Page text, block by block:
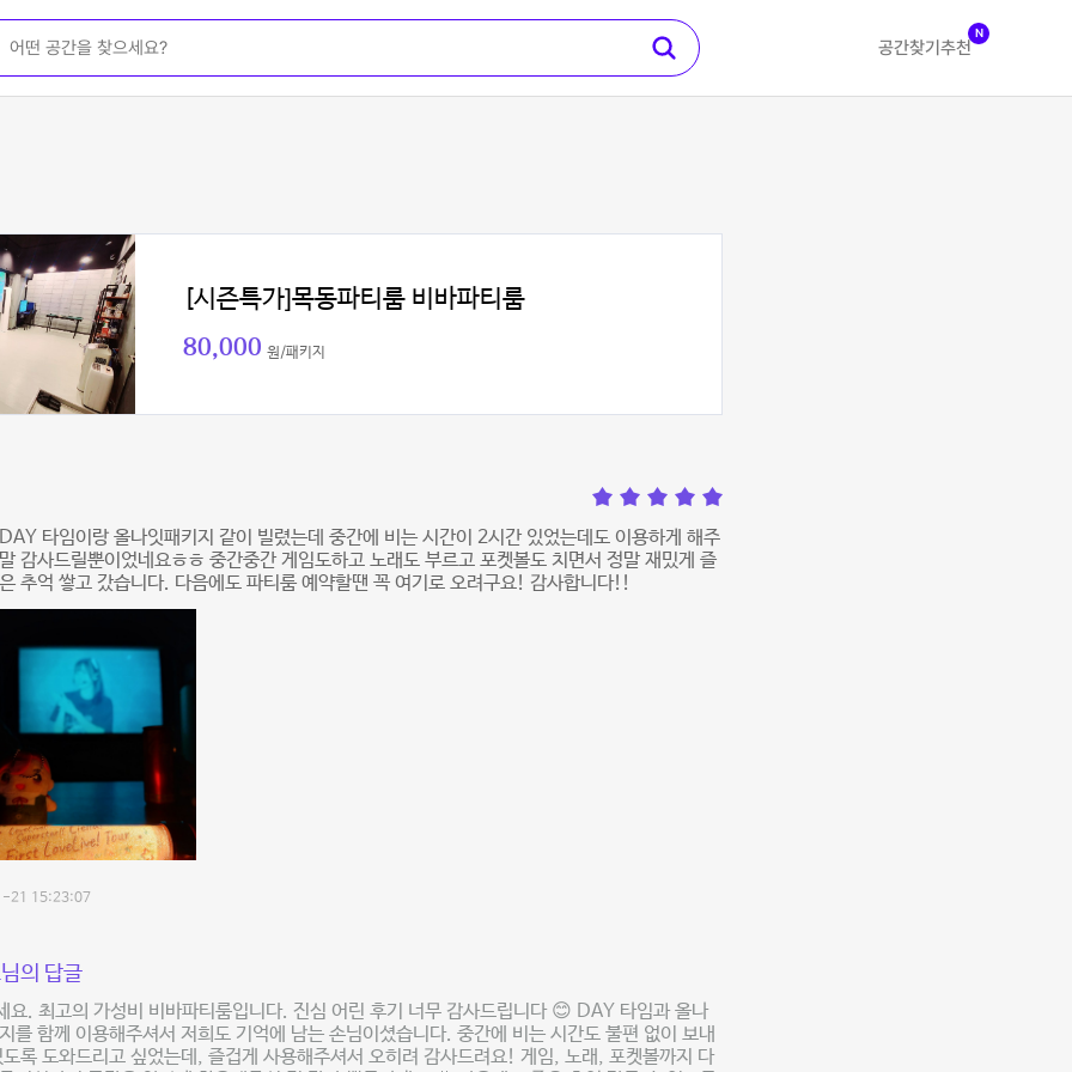
공간찾기 추천
N
[시즌특가]목동파티룸 비바파티룸
80,000 원/패키지
타임이랑 올나잇패키지 같이 빌렸는데 중간에 비는 시간이 2시간 있었는데도 이용하게 해주
감사드릴뿐이었네요ㅎㅎ 중간중간 게임도하고 노래도 부르고 포켓볼도 치면서 정말 재밌게 즐
추억 쌓고 갔습니다. 다음에도 파티룸 예약할땐 꼭 여기로 오려구요! 감사합니다!!
21 15:23:07
의 답글
요. 최고의 가성비 비바파티룸입니다. 진심 어린 후기 너무 감사드립니다 😊 DAY 타임과 올나
를 함께 이용해주셔서 저희도 기억에 남는 손님이셨습니다. 중간에 비는 시간도 불편 없이 보내
록 도와드리고 싶었는데, 즐겁게 사용해주셔서 오히려 감사드려요! 게임, 노래, 포켓볼까지 다